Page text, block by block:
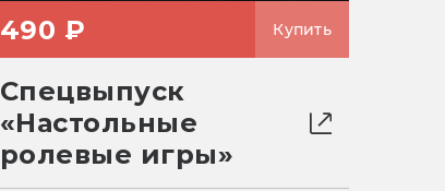
490 ₽ Купить
Спецвыпуск
«Настольные
ролевые игры»